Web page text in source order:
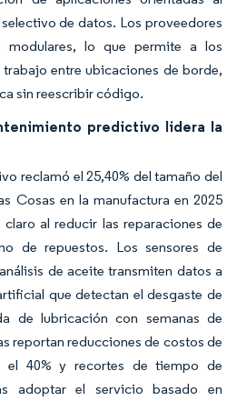
de datos. Los proveedores
modulares, lo que permite a los
entre ubicaciones de borde,
sin reescribir código.
predictivo lidera la
reclamó el 25,40% del tamaño del
Cosas en la manufactura en 2025
al reducir las reparaciones de
de repuestos. Los sensores de
de aceite transmiten datos a
que detectan el desgaste de
de lubricación con semanas de
reportan reducciones de costos de
el 40% y recortes de tiempo de
adoptar el servicio basado en